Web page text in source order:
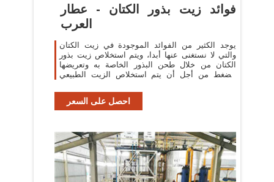
فوائد زيت بذور الكتان - عطار
العرب
يوجد الكثير من الفوائد الموجودة في زيت الكتان
والتي لا نستغنى عنها أبدا، ويتم استخلاص زيت بذور
الكتان من خلال طحن البذور الخاصة به وتعريضها
للضغط من أجل أن يتم استخلاص الزيت الطبيعي
احصل على السعر